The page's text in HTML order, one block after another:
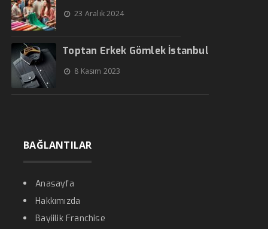
23 Aralık 2024
Toptan Erkek Gömlek İstanbul
8 Kasım 2023
BAĞLANTILAR
Anasayfa
Hakkımızda
Bayiilik Franchise